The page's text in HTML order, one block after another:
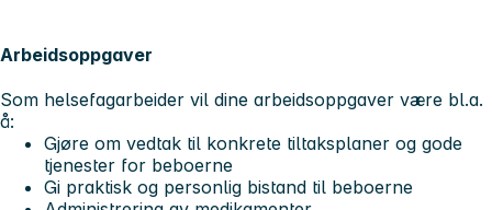
Arbeidsoppgaver
Som helsefagarbeider vil dine arbeidsoppgaver være bl.a.
å:
Gjøre om vedtak til konkrete tiltaksplaner og gode
tjenester for beboerne
Gi praktisk og personlig bistand til beboerne